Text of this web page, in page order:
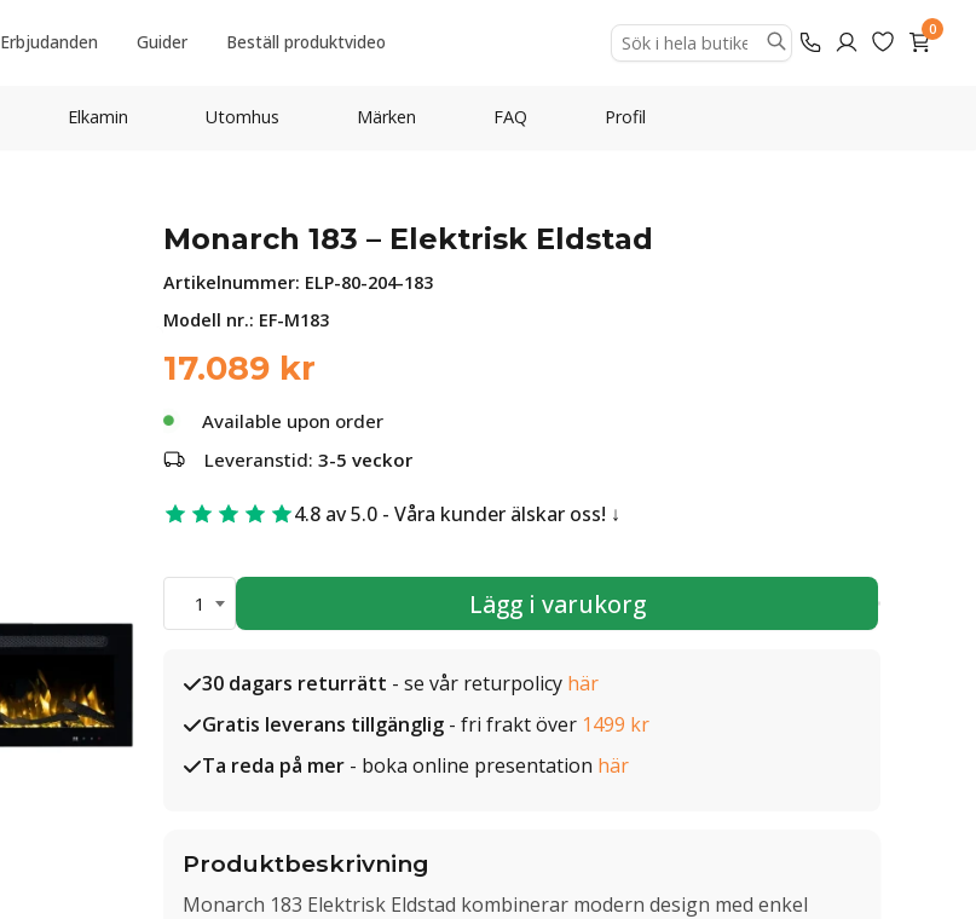
Erbjudanden Guider Beställ produktvideo
0
Elkamin Utomhus Märken FAQ Profil
Monarch 183 – Elektrisk Eldstad
Artikelnummer: ELP-80-204-183
Modell nr.: EF-M183
17.089 kr
Available upon order
Leveranstid: 3-5 veckor
4.8 av 5.0 - Våra kunder älskar oss!
1 Lägg i varukorg
30 dagars returrätt - se vår returpolicy här
Gratis leverans tillgänglig - fri frakt över 1499 kr
Ta reda på mer - boka online presentation här
Produktbeskrivning
Monarch 183 Elektrisk Eldstad kombinerar modern design med enkel